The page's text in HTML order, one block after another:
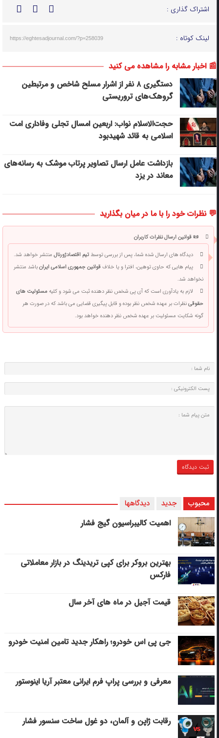
اشتراک گذاری :
لینک کوتاه : https://eghtesadjournal.com/?p=258039
📰 اخبار مشابه را مشاهده می کنید
دستگیری ۸ نفر از اشرار مسلح شاخص و مرتبطین
گروهک‌های تروریستی
حجت‌الاسلام نواب: اربعین امسال تجلی وفاداری امت
اسلامی به قائد شهیدبود
بازداشت عامل ارسال تصاویر پرتاب موشک به رسانه‌های
معاند در یزد
💬 نظرات خود را با ما در میان بگذارید
📜 قوانین ارسال نظرات کاربران
دیدگاه های ارسال شده شما، پس از بررسی توسطتیم اقتصادژورنالمنتشر خواهد شد.
پیام هایی که حاوی توهین، افترا و یا خلافقوانین جمهوری اسلامی ایرانباشد منتشر
نخواهد شد.
لازم به یادآوری است که آی پی شخص نظر دهنده ثبت می شود و کلیهمسئولیت های
حقوقینظرات بر عهده شخص نظر بوده و قابل پیگیری قضایی می باشد که در صورت هر
گونه شکایت مسئولیت بر عهده شخص نظر دهنده خواهد بود.
محبوب جدید دیدگاهها
اهمیت کالیبراسیون گیج فشار
بهترین بروکر برای کپی‌ تریدینگ در بازار معاملاتی
فارکس
قیمت آجیل در ماه های آخر سال
جی پی اس خودرو؛ راهکار جدید تامین امنیت خودرو
معرفی و بررسی پراپ فرم ایرانی معتبر آریا اینوستور
رقابت ژاپن و آلمان، دو غول ساخت سنسور فشار